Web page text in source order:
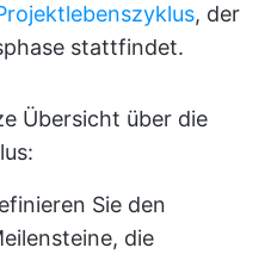
, der
stattfindet.
Übersicht über die
Sie den
die